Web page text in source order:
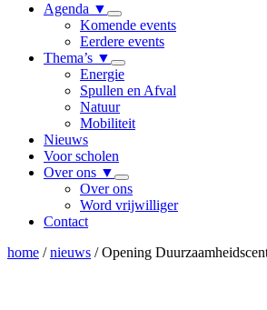
Agenda ▼
Komende events
Eerdere events
Thema’s ▼
Energie
Spullen en Afval
Natuur
Mobiliteit
Nieuws
Voor scholen
Over ons ▼
Over ons
Word vrijwilliger
Contact
home /nieuws /Opening